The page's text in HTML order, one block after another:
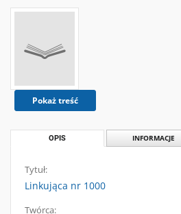
Pokaż treść
OPIS INFORMACJE
Tytuł:
Linkująca nr 1000
Twórca: